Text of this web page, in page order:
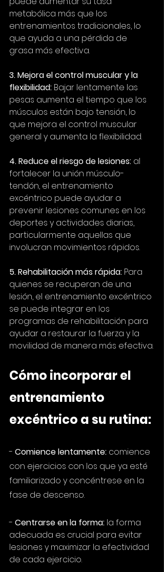
metabólica más que los
entrenamientos tradicionales, lo
que ayuda a una pérdida de
grasa más efectiva.
3. Mejora el control muscular y la
flexibilidad: Bajar lentamente las
pesas aumenta el tiempo que los
músculos están bajo tensión, lo
que mejora el control muscular
general y aumenta la flexibilidad.
4. Reduce el riesgo de lesiones: al
fortalecer la unión músculo-
tendón, el entrenamiento
excéntrico puede ayudar a
prevenir lesiones comunes en los
deportes y actividades diarias,
particularmente aquellas que
involucran movimientos rápidos.
5. Rehabilitación más rápida: Para
quienes se recuperan de una
lesión, el entrenamiento excéntrico
se puede integrar en los
programas de rehabilitación para
ayudar a restaurar la fuerza y la
movilidad de manera más efectiva.
Cómo incorporar el
entrenamiento
excéntrico a su rutina:
- Comience lentamente: comience
con ejercicios con los que ya esté
familiarizado y concéntrese en la
fase de descenso.
- Centrarse en la forma: la forma
adecuada es crucial para evitar
lesiones y maximizar la efectividad
de cada ejercicio.